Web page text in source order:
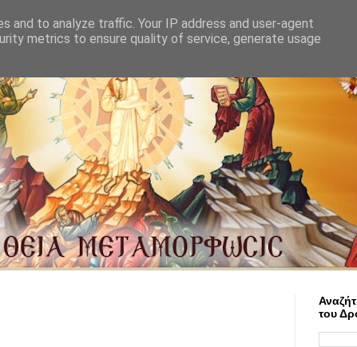
του
to analyze traffic. Your IP address and user-agent
metrics to ensure quality of service, generate usage